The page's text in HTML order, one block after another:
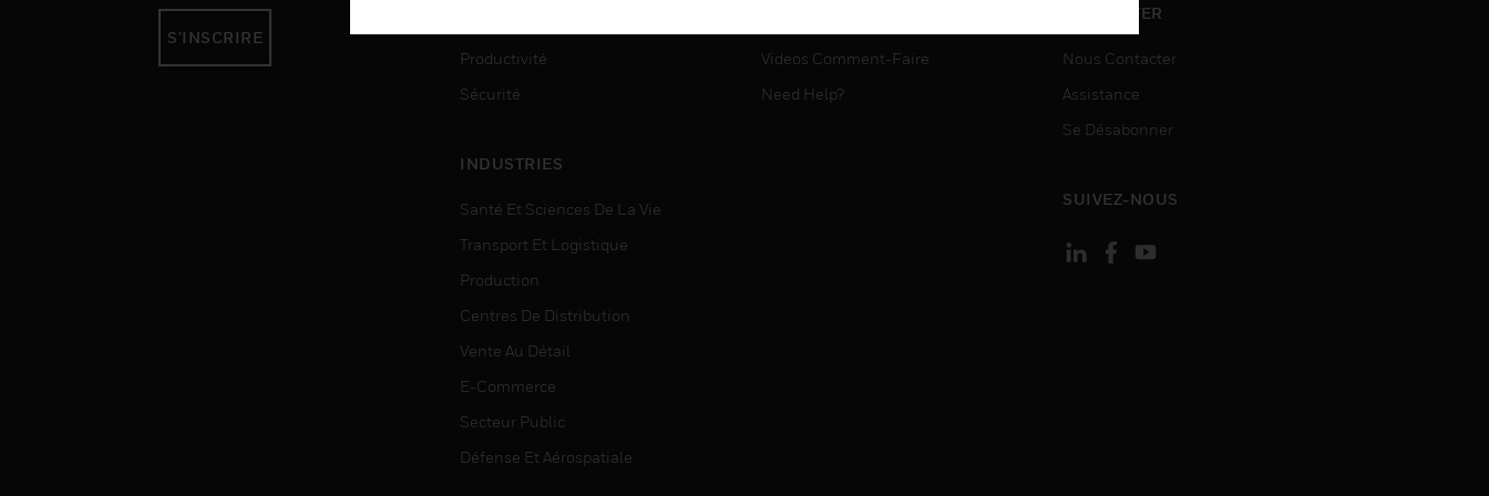
S'INSCRIRE
Productivité
Sécurité
INDUSTRIES
Santé Et Sciences De La Vie
Transport Et Logistique
Production
Centres De Distribution
Vente Au Détail
E-Commerce
Secteur Public
Défense Et Aérospatiale
Videos Comment-Faire
Need Help?
CONTACTER
Nous Contacter
Assistance
Se Désabonner
SUIVEZ-NOUS